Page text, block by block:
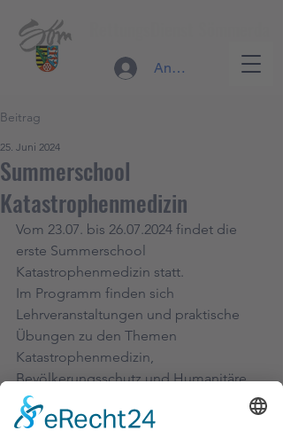
Anmelden
Beitrag
Summerschool
Katastrophenmedizin
25. Juni 2024
Vom 23.07. bis 26.07.2024 findet die
erste Summerschool
Katastrophenmedizin statt.
Im Programm finden sich
Lehrveranstaltungen und praktische
Übungen zu den Themen
Katastrophenmedizin,
Bevölkerungsschutz und Humanitäre
Hilfe.
Mehr Informationen gibt es hier: